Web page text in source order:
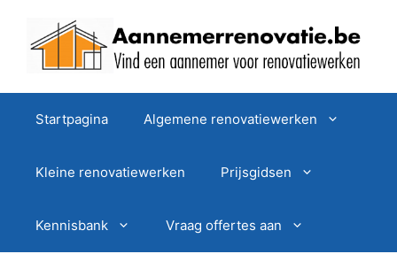
Startpagina Algemene renovatiewerken
Kleine renovatiewerken Prijsgidsen
Kennisbank Vraag offertes aan